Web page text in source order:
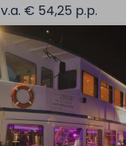
v.a. € 54,25 p.p.